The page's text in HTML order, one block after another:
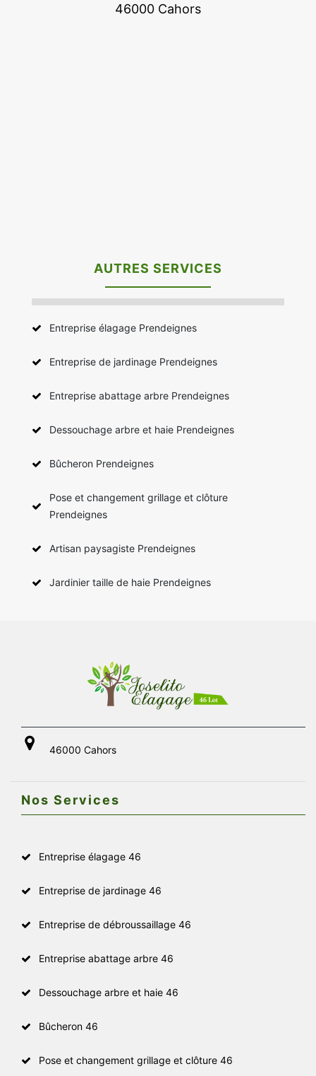
46000 Cahors
AUTRES SERVICES
Entreprise élagage Prendeignes
Entreprise de jardinage Prendeignes
Entreprise abattage arbre Prendeignes
Dessouchage arbre et haie Prendeignes
Bûcheron Prendeignes
Pose et changement grillage et clôture
Prendeignes
Artisan paysagiste Prendeignes
Jardinier taille de haie Prendeignes
46000 Cahors
Nos Services
Entreprise élagage 46
Entreprise de jardinage 46
Entreprise de débroussaillage 46
Entreprise abattage arbre 46
Dessouchage arbre et haie 46
Bûcheron 46
Pose et changement grillage et clôture 46